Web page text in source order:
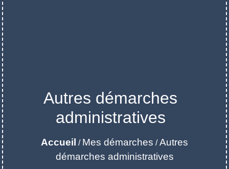
Autres démarches
administratives
Accueil / Mes démarches / Autres
démarches administratives